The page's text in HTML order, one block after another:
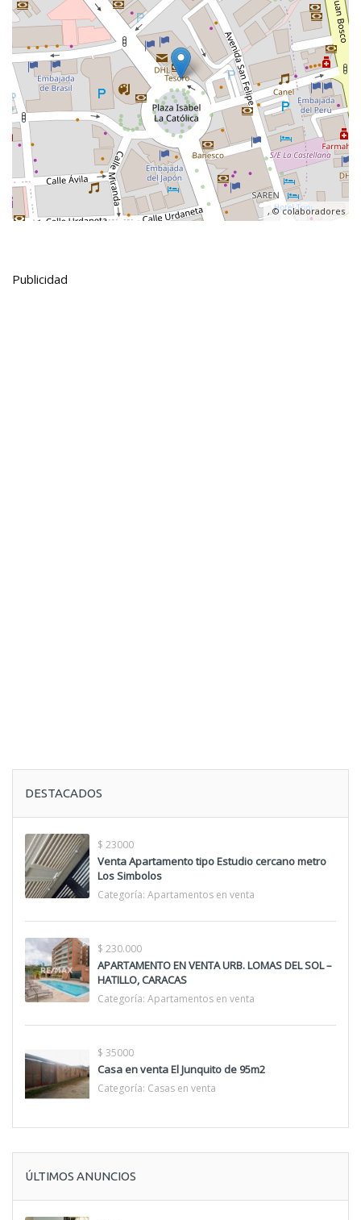
, ©colaboradores
Publicidad
DESTACADOS
$ 23000
Venta Apartamento tipo Estudio cercano metro
Los Simbolos
Categoría: Apartamentos en venta
$ 230.000
APARTAMENTO EN VENTA URB. LOMAS DEL SOL –
HATILLO, CARACAS
Categoría: Apartamentos en venta
$ 35000
Casa en venta El Junquito de 95m2
Categoría: Casas en venta
ÚLTIMOS ANUNCIOS